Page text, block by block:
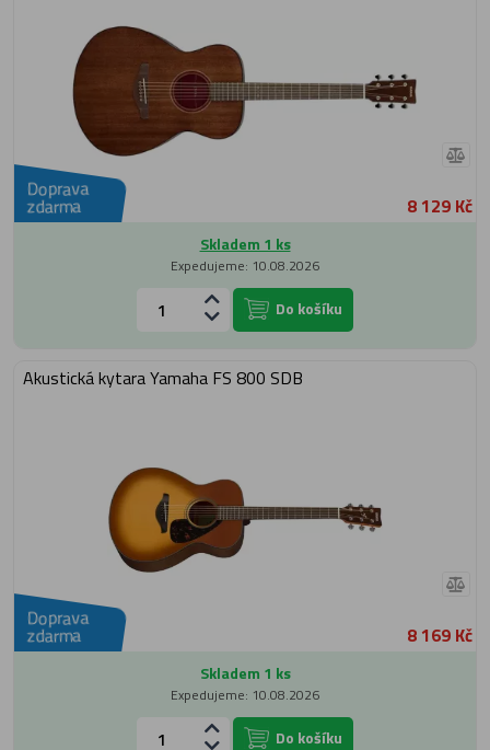
Doprava
zdarma 8 129 Kč
Skladem 1 ks
Expedujeme: 10.08.2026
Do košíku
Akustická kytara Yamaha FS 800 SDB
Doprava
zdarma 8 169 Kč
Skladem 1 ks
Expedujeme: 10.08.2026
Do košíku